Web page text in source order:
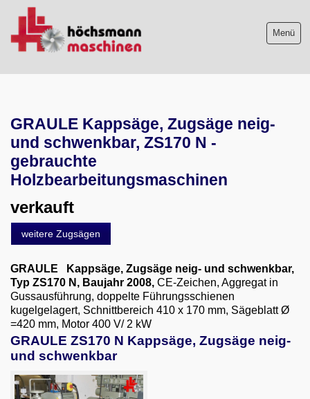
Menü
Maschinenankauf
Shop
Videos
Service
06103-9744-0
Email
English
GRAULE Kappsäge, Zugsäge neig-
und schwenkbar, ZS170 N -
gebrauchte
Holzbearbeitungsmaschinen
verkauft
weitere Zugsägen
GRAULE Kappsäge, Zugsäge neig- und schwenkbar,
Typ ZS170 N, Baujahr 2008, CE-Zeichen, Aggregat in
Gussausführung, doppelte Führungsschienen
kugelgelagert, Schnittbereich 410 x 170 mm, Sägeblatt Ø
=420 mm, Motor 400 V/ 2 kW
GRAULE ZS170 N Kappsäge, Zugsäge neig-
und schwenkbar